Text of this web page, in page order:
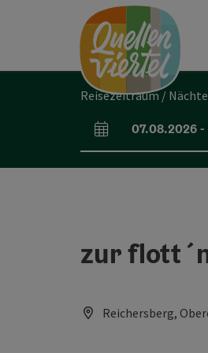
Zum InhaltAccesskey
[0]
Zur NavigationAccesskey
Zum Seitenanfang Accesskey
Reisezeitraum / Nächte
An- und Abreisefelder
07.08.2026-
zur
Reichersberg,